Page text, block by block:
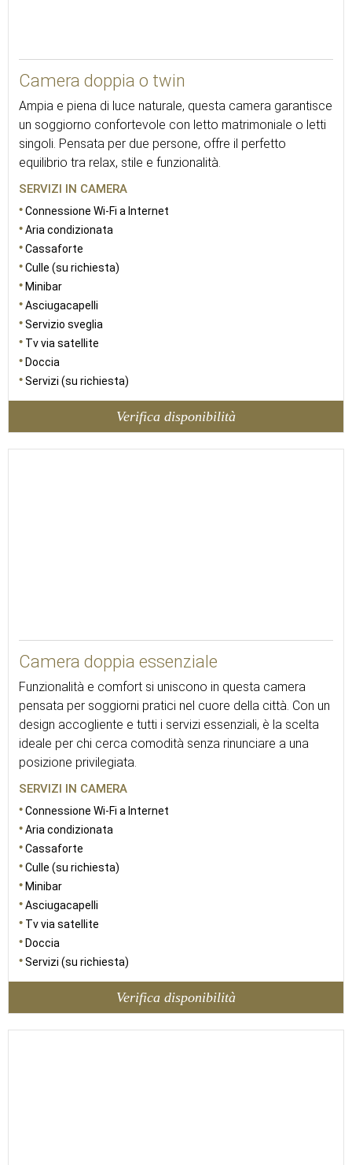
Camera doppia o twin
Ampia e piena di luce naturale, questa camera garantisce
un soggiorno confortevole con letto matrimoniale o letti
singoli. Pensata per due persone, offre il perfetto
equilibrio tra relax, stile e funzionalità.
SERVIZI IN CAMERA
Connessione Wi-Fi a Internet
Aria condizionata
Cassaforte
Culle (su richiesta)
Minibar
Asciugacapelli
Servizio sveglia
Tv via satellite
Doccia
Servizi (su richiesta)
Verifica disponibilità
Camera doppia essenziale
Funzionalità e comfort si uniscono in questa camera
pensata per soggiorni pratici nel cuore della città. Con un
design accogliente e tutti i servizi essenziali, è la scelta
ideale per chi cerca comodità senza rinunciare a una
posizione privilegiata.
SERVIZI IN CAMERA
Connessione Wi-Fi a Internet
Aria condizionata
Cassaforte
Culle (su richiesta)
Minibar
Asciugacapelli
Tv via satellite
Doccia
Servizi (su richiesta)
Verifica disponibilità